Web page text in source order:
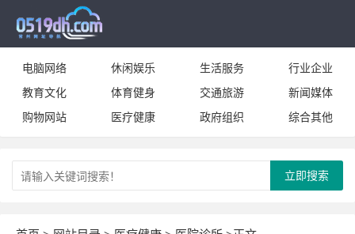
电脑网络 休闲娱乐 生活服务
行业企业
教育文化
体育健身 交通旅游
新闻媒体
购物网站
医疗健康 政府组织 综合其他
立即搜索